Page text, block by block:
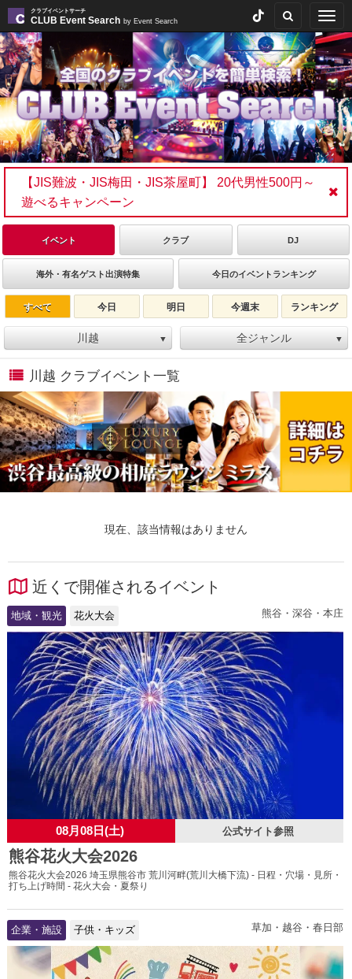
クラブイベントサーチ
CLUB Event Search by Event Search
【JIS難波・JIS梅田・JIS茶屋町】 20代男性500円～
遊べるキャンペーン
イベント クラブ DJ
海外・有名ゲスト出演特集 今日のイベントランキング
すべて 今日 明日 今週末 ランキング
川越 ▼ 全ジャンル ▼
川越 クラブイベント一覧
現在、該当情報はありません
近くで開催されるイベント
地域・観光 花火大会 熊谷・深谷・本庄
08月08日(土) 公式サイト参照
熊谷花火大会2026
熊谷花火大会2026 埼玉県熊谷市 荒川河畔(荒川大橋下流) - 日程・穴場・見所・
打ち上げ時間 - 花火大会・夏祭り
企業・施設 子供・キッズ 草加・越谷・春日部